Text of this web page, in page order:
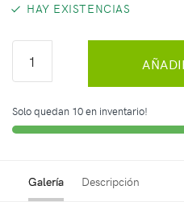
HAY EXISTENCIAS
Solo quedan 10 en inventario!
Galería Descripción